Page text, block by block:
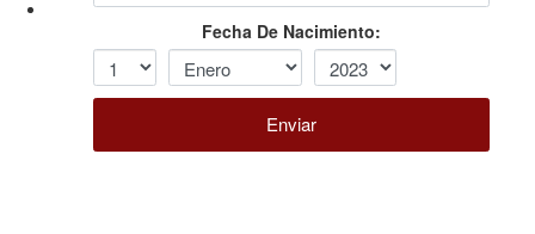
Fecha De Nacimiento:
Enviar